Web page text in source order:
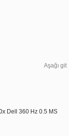
Aşağı git
Dell 360 Hz 0.5 MS